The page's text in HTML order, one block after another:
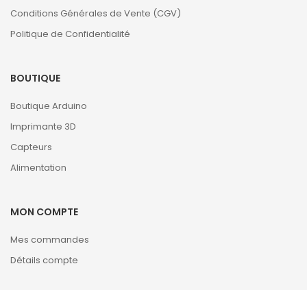
Conditions Générales de Vente (CGV)
Politique de Confidentialité
BOUTIQUE
Boutique Arduino
Imprimante 3D
Capteurs
Alimentation
MON COMPTE
Mes commandes
Détails compte